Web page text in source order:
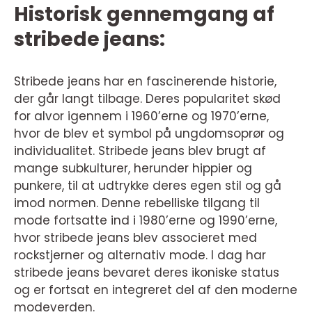
Historisk gennemgang af
stribede jeans:
Stribede jeans har en fascinerende historie,
der går langt tilbage. Deres popularitet skød
for alvor igennem i 1960’erne og 1970’erne,
hvor de blev et symbol på ungdomsoprør og
individualitet. Stribede jeans blev brugt af
mange subkulturer, herunder hippier og
punkere, til at udtrykke deres egen stil og gå
imod normen. Denne rebelliske tilgang til
mode fortsatte ind i 1980’erne og 1990’erne,
hvor stribede jeans blev associeret med
rockstjerner og alternativ mode. I dag har
stribede jeans bevaret deres ikoniske status
og er fortsat en integreret del af den moderne
modeverden.